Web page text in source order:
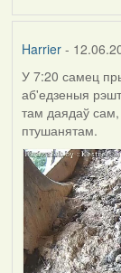
Harrier-
У 7:20 самец
аб'едзеныя
там даядаў
птушанятам.